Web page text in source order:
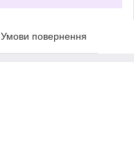
Умови повернення